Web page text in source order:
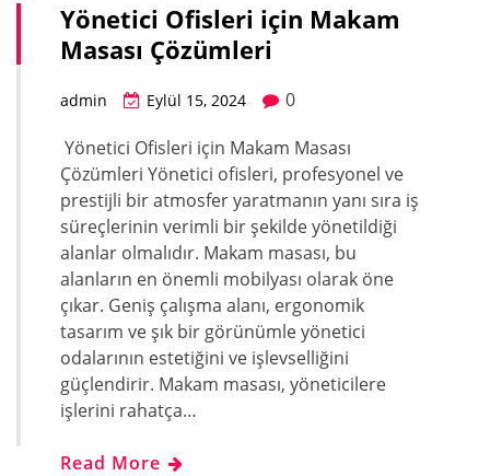
Yönetici Ofisleri için Makam
Masası Çözümleri
admin Eylül 15, 2024
0
Yönetici Ofisleri için Makam Masası
Çözümleri Yönetici ofisleri, profesyonel ve
prestijli bir atmosfer yaratmanın yanı sıra iş
süreçlerinin verimli bir şekilde yönetildiği
alanlar olmalıdır. Makam masası, bu
alanların en önemli mobilyası olarak öne
çıkar. Geniş çalışma alanı, ergonomik
tasarım ve şık bir görünümle yönetici
odalarının estetiğini ve işlevselliğini
güçlendirir. Makam masası, yöneticilere
işlerini rahatça…
Read More